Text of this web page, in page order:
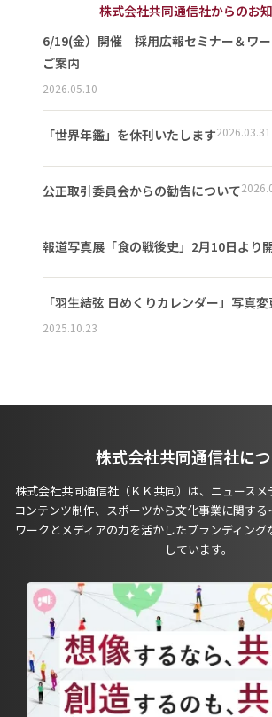
株式会社共同通信社からのお
6/19(金）開催 採用広報セミナー＆ワ
ご案内
2026.05.10
「世界年鑑」を休刊いたします2026.03.31
公正取引委員会からの勧告について
報道写真展「食の戦後史」2月10日より
「羽生結弦 日めくりカレンダー」写真
2025.10.23
株式会社共同通信社に
株式会社共同通信社（ＫＫ共同）は、ニュースメ
コンテンツ制作、スポーツから文化事業に関す
ワークとメディアの力を活かしたブランディン
しています。